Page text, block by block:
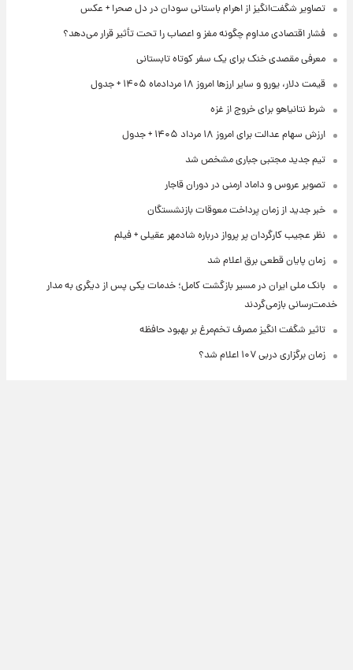
تصاویر شگفت‌انگیز از اهرام باستانی سودان در دل صحرا + عکس
فشار اقتصادی مداوم چگونه مغز و اعصاب را تحت تأثیر قرار می‌دهد؟
معرفی مقصدی خنک برای یک سفر کوتاه تابستانی
قیمت دلار، یورو و سایر ارزها امروز ۱۸ مردادماه ۱۴۰۵ + جدول
شرط نتانیاهو برای خروج از غزه
ارزش سهام عدالت برای امروز ۱۸ مرداد ۱۴۰۵ + جدول
تیم جدید مجتبی جباری مشخص شد
تصویر عروس و داماد ارمنی در دوران قاجار
خبر جدید از زمان پرداخت معوقات بازنشستگان
نظر عجیب کارگردان پر پرواز درباره شادمهر عقیلی + فیلم
زمان پایان قطعی برق اعلام شد
بانک ملی ایران در مسیر بازگشت کامل؛ خدمات یکی پس از دیگری به مدار
خدمت‌رسانی بازمی‌گردند
تاثیر شگفت انگیز مصرف تخم‌مرغ بر بهبود حافظه
زمان برگزاری دربی ۱۰۷ اعلام شد؟